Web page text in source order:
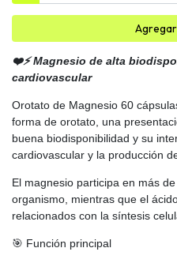
❤️⚡ Magnesio de alta
cardiovascular
Orotato de Magnesio 60
forma de orotato, una
buena biodisponibilidad y su
cardiovascular y la producción
El magnesio participa en más
organismo, mientras que el
relacionados con la síntesis
🎯 Función principal